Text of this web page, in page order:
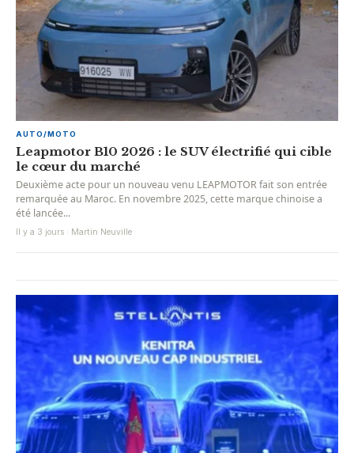
AUTO/MOTO
Leapmotor B10 2026 : le SUV électrifié qui cible
le cœur du marché
Deuxième acte pour un nouveau venu LEAPMOTOR fait son entrée
remarquée au Maroc. En novembre 2025, cette marque chinoise a
été lancée...
Il y a 3 jours · Martin Neuville